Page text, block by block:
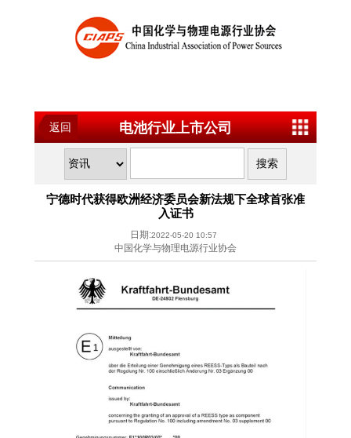
返回 电池行业上市公司
宁德时代获得欧洲经济委员会新法规下全球首张准
入证书
日期:2022-05-20 10:57
中国化学与物理电源行业协会